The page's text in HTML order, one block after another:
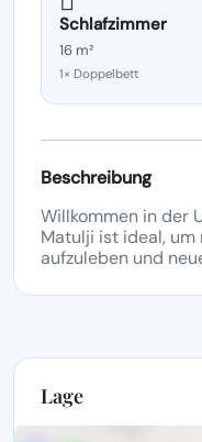
Schlafzimmer
16 m²
1× Doppelbett
Beschreibung
Willkommen in der
Matulji ist ideal,
aufzuleben und
Lage